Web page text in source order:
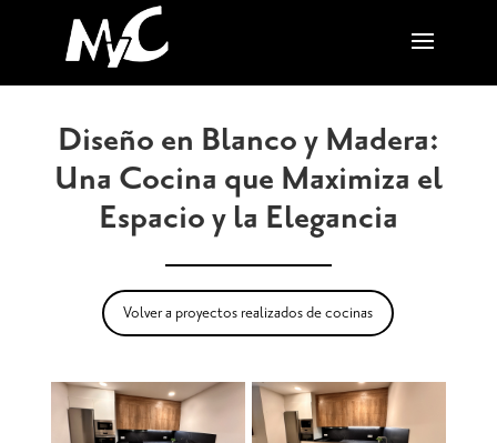
Diseño en Blanco y Madera:
Una Cocina que Maximiza el
Espacio y la Elegancia
Volver a proyectos realizados de cocinas